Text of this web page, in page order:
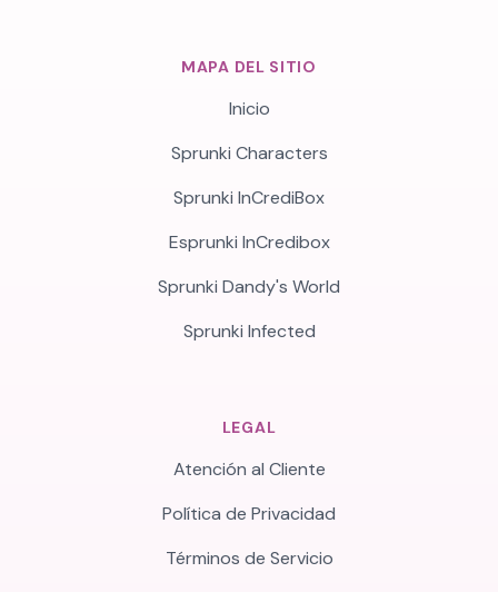
MAPA DEL SITIO
Inicio
Sprunki Characters
Sprunki InCrediBox
Esprunki InCredibox
Sprunki Dandy's World
Sprunki Infected
LEGAL
Atención al Cliente
Política de Privacidad
Términos de Servicio